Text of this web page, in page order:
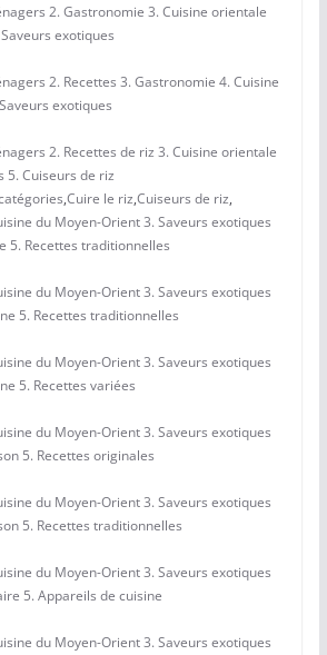
2. Gastronomie 3. Cuisine orientale
exotiques
2. Recettes 3. Gastronomie 4. Cuisine
exotiques
2. Recettes de riz 3. Cuisine orientale
5. Cuiseurs de riz
,Cuire le riz,Cuiseurs de riz,
du Moyen-Orient 3. Saveurs exotiques
5. Recettes traditionnelles
du Moyen-Orient 3. Saveurs exotiques
5. Recettes traditionnelles
du Moyen-Orient 3. Saveurs exotiques
5. Recettes variées
du Moyen-Orient 3. Saveurs exotiques
5. Recettes originales
du Moyen-Orient 3. Saveurs exotiques
5. Recettes traditionnelles
du Moyen-Orient 3. Saveurs exotiques
5. Appareils de cuisine
du Moyen-Orient 3. Saveurs exotiques